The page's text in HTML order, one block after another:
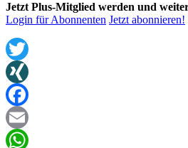
Jetzt Plus-Mitglied werden und
Login für Abonnenten Jetzt abonnieren!
Twitter
XING
Facebook
Email